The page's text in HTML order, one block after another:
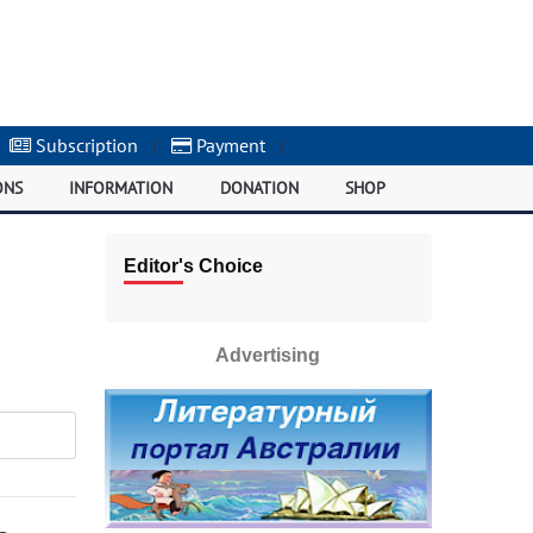
Subscription | Payment |
INFORMATION DONATION SHOP
Editor's Choice
Advertising